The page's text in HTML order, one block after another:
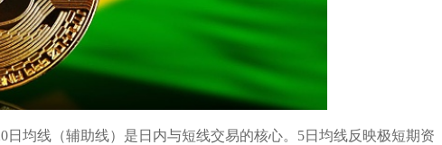
日均线（辅助线）是日内与短线交易的核心。5日均线反映极短期资